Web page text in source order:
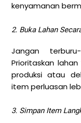
kenyamanan
2. Buka Lahan
Jangan
Prioritaskan
produksi atau
item perluasan
3. Simpan Item